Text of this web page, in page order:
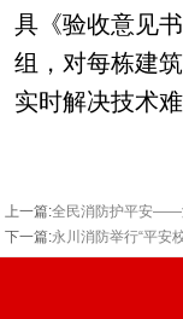
具《验收意见
组，对每栋建
实时解决技术
上一篇:全民消防护平安——
下一篇:永川消防举行“平安